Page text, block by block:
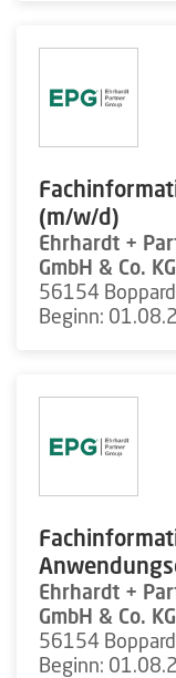
(m/w/d)
Ehrhardt +
GmbH & Co. KG
56154 Boppard
Beginn:
Ehrhardt +
GmbH & Co. KG
56154 Boppard
Beginn: